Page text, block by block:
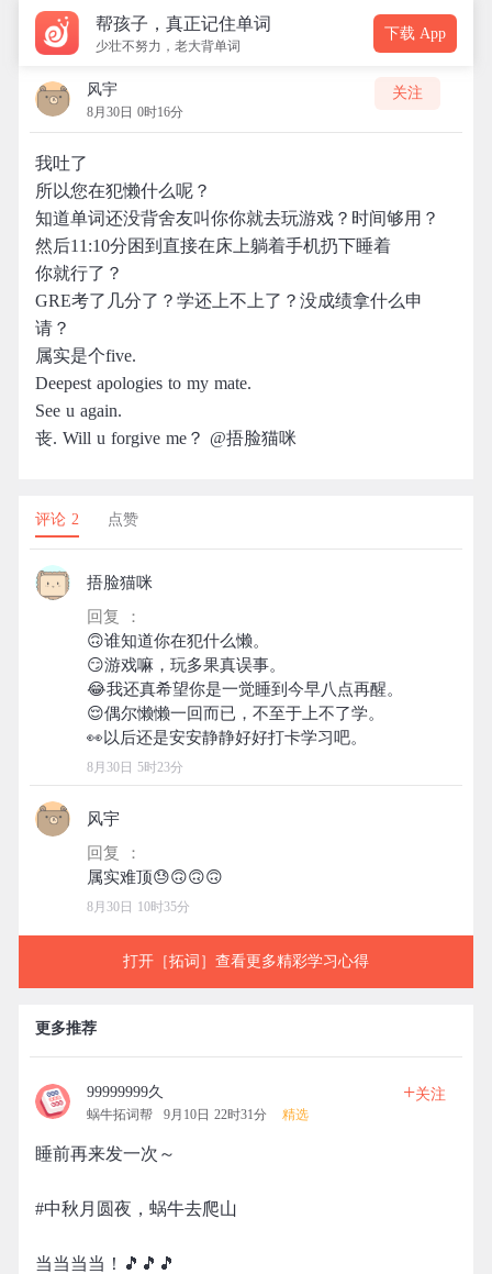
帮孩子，真正记住单词
少壮不努力，老大背单词
下载 App
风宇
8月30日 0时16分
关注
我吐了
所以您在犯懒什么呢？
知道单词还没背舍友叫你你就去玩游戏？时间够用？
然后11:10分困到直接在床上躺着手机扔下睡着
你就行了？
GRE考了几分了？学还上不上了？没成绩拿什么申
请？
属实是个five.
Deepest apologies to my mate.
See u again.
丧. Will u forgive me？ @捂脸猫咪
评论 2 点赞
捂脸猫咪
回复 ：
🙃谁知道你在犯什么懒。
😏游戏嘛，玩多果真误事。
😂我还真希望你是一觉睡到今早八点再醒。
😌偶尔懒懒一回而已，不至于上不了学。
8月30日 5时23分
风宇
回复 ：
8月30日 10时35分
打开［拓词］查看更多精彩学习心得
更多推荐
99999999久
蜗牛拓词帮 9月10日 22时31分 精选
+关注
睡前再来发一次～
#中秋月圆夜，蜗牛去爬山
当当当当！🎵🎵🎵